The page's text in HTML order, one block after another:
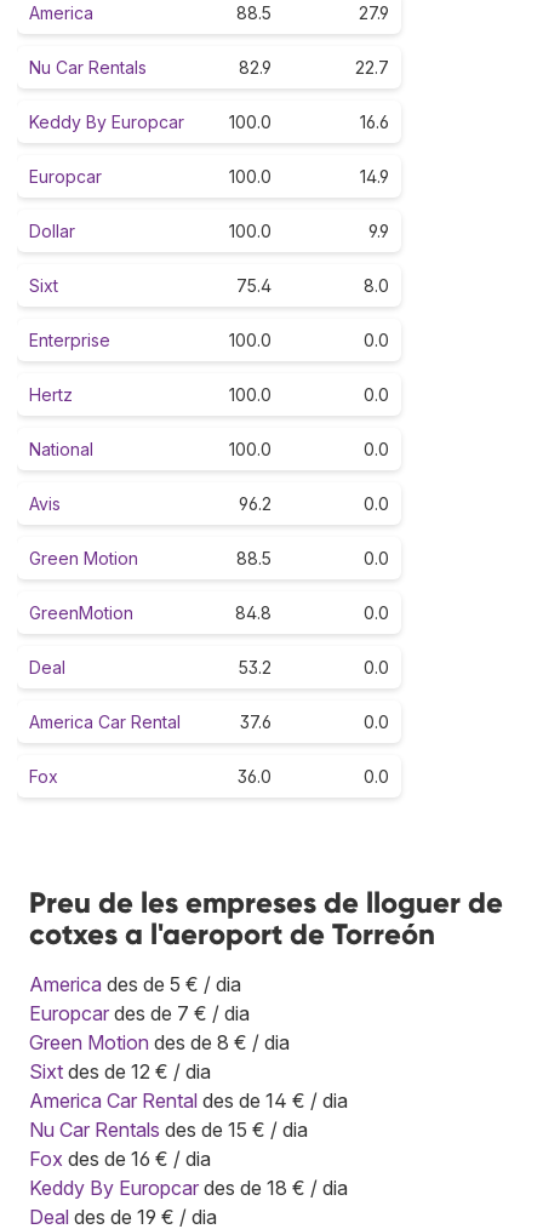
America 88.5 27.9
Nu Car Rentals 82.9 22.7
Keddy By Europcar 100.0 16.6
Europcar 100.0 14.9
Dollar 100.0 9.9
Sixt 75.4 8.0
Enterprise 100.0 0.0
Hertz 100.0 0.0
National 100.0 0.0
Avis 96.2 0.0
Green Motion 88.5 0.0
GreenMotion 84.8 0.0
Deal 53.2 0.0
America Car Rental 37.6 0.0
Fox 36.0 0.0
Preu de les empreses de lloguer de
cotxes a l'aeroport de Torreón
America des de 5 € / dia
Europcar des de 7 € / dia
Green Motion des de 8 € / dia
Sixt des de 12 € / dia
America Car Rental des de 14 € / dia
Nu Car Rentals des de 15 € / dia
Fox des de 16 € / dia
Keddy By Europcar des de 18 € / dia
Deal des de 19 € / dia